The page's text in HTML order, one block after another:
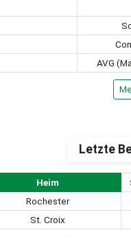
AVG
Letzte
Heim
Rochester
St. Croix